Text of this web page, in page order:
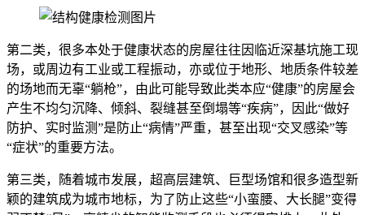
第二类，很多本处于健康状态的房屋往往因临近深基坑施工现
场，或周边有工业或工程振动，亦或位于地形、地质条件较差
的场地而无辜“躺枪”，由此可能导致此类本应“健康”的房屋会
产生不均匀沉降、倾斜、裂缝甚至倒塌等“疾病”，因此“做好
防护、实时监测”是防止“病情”严重，甚至出现“交叉感染”等
“症状”的重要方法。
第三类，随着城市发展，超高层建筑、巨型场馆和很多造型新
颖的建筑成为城市地标，为了防止这些“小蛮腰、大长腿”变得